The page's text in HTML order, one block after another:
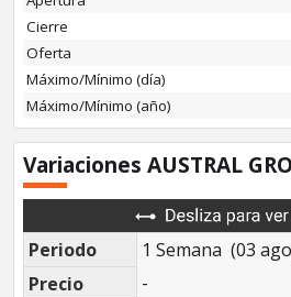
Cierre
Oferta
Máximo/Mínimo (día)
Máximo/Mínimo (año)
Variaciones AUSTRAL
Periodo
Precio
1 Semana (03
-